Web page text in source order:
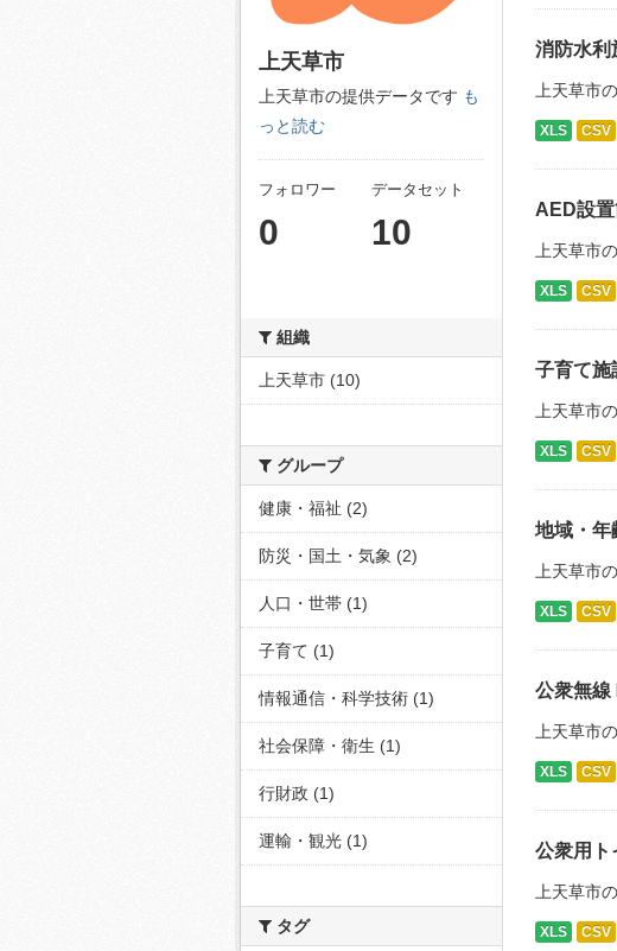
消防水利
上天草市
XLS CSV
AED設置
上天草市
XLS CSV
子育て施
上天草市
XLS CSV
地域・年
上天草市
XLS CSV
公衆無線
上天草市
XLS CSV
公衆用ト
上天草市
XLS CSV
上天草市
上天草市の提供データです も
っと読む
フォロワー
0
データセット
10
組織
上天草市 (10)
グループ
健康・福祉 (2)
防災・国土・気象 (2)
人口・世帯 (1)
子育て (1)
情報通信・科学技術 (1)
社会保障・衛生 (1)
行財政 (1)
運輸・観光 (1)
タグ